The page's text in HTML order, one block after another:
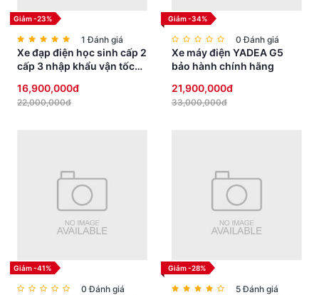
Giảm -23%
1 Đánh giá
Xe đạp điện học sinh cấp 2
cấp 3 nhập khẩu vận tốc
16,900,000đ
22,000,000đ
Giảm -34%
0 Đánh giá
Xe máy điện YADEA G5
bảo hành chính hãng
21,900,000đ
33,000,000đ
Giảm -41%
0 Đánh giá
Giảm -28%
5 Đánh giá